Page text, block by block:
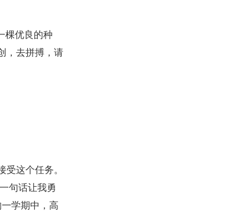
棵优良的种
，去拼搏，请
这个任务。
句话让我勇
学期中，高